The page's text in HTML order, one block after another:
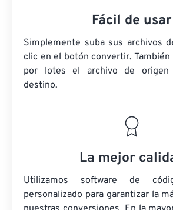
Fácil de usar
Simplemente suba sus archivos
clic en el botón convertir.
por lotes el archivo de origen
destino.
La mejor
Utilizamos software de
personalizado para garantizar la